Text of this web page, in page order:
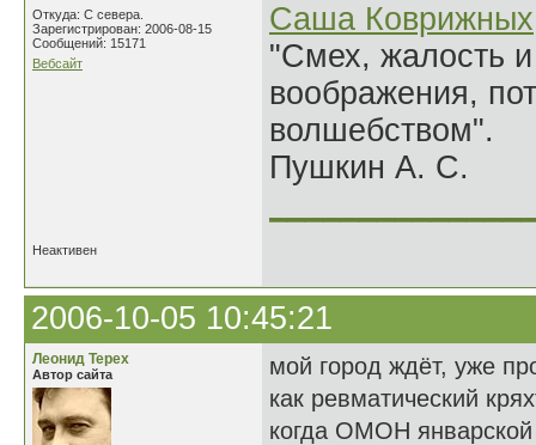
Откуда: С севера.
Зарегистрирован: 2006-08-15
Сообщений: 15171
Вебсайт
Саша Коврижных
"Смех, жалость
воображения,
волшебством".
Пушкин А. С.
Неактивен
2006-10-05 10:45:21
Леонид Терех
Автор сайта
мой город ждёт, уже
как ревматический
когда ОМОН январской